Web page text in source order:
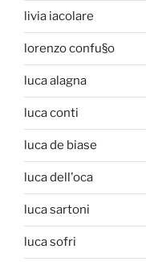
livia iacolare
lorenzo confu§o
luca alagna
luca conti
luca de biase
luca dell'oca
luca sartoni
luca sofri